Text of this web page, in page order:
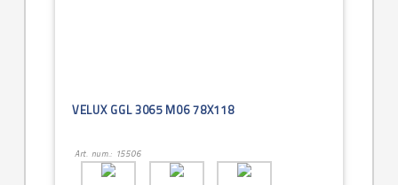
VELUX GGL 3065 M06 78X118
Art. num.: 15506